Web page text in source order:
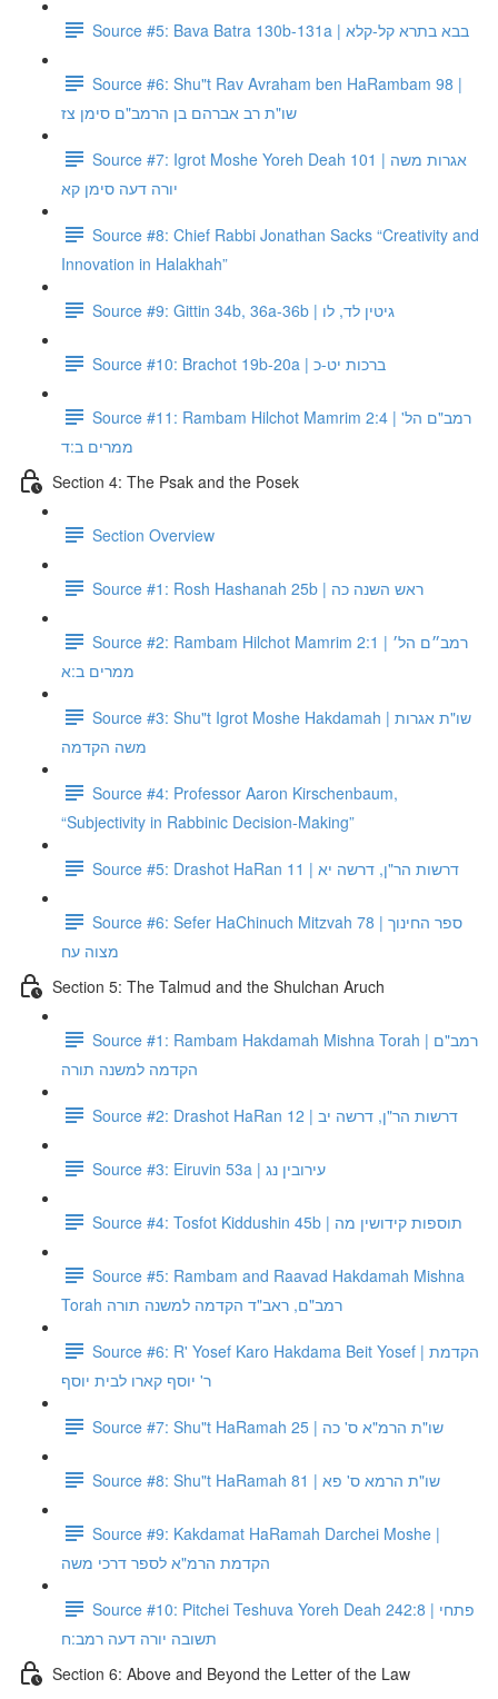
Source #5: Bava Batra 130b-131a | בבא בתרא קל-קלא
Source #6: Shu"t Rav Avraham ben HaRambam 98 |
שו"ת רב אברהם בן הרמב"ם סימן צז
Source #7: Igrot Moshe Yoreh Deah 101 | אגרות משה
יורה דעה סימן קא
Source #8: Chief Rabbi Jonathan Sacks “Creativity and
Innovation in Halakhah”
Source #9: Gittin 34b, 36a-36b | גיטין לד, לו
Source #10: Brachot 19b-20a | ברכות יט-כ
Source #11: Rambam Hilchot Mamrim 2:4 | רמב"ם הל'
ממרים ב:ד
Section 4: The Psak and the Posek
Section Overview
Source #1: Rosh Hashanah 25b | ראש השנה כה
Source #2: Rambam Hilchot Mamrim 2:1 | רמב״ם הל׳
ממרים ב:א
Source #3: Shu"t Igrot Moshe Hakdamah | שו"ת אגרות
משה הקדמה
Source #4: Professor Aaron Kirschenbaum,
“Subjectivity in Rabbinic Decision-Making”
Source #5: Drashot HaRan 11 | דרשות הר"ן, דרשה יא
Source #6: Sefer HaChinuch Mitzvah 78 | ספר החינוך
מצוה עח
Section 5: The Talmud and the Shulchan Aruch
Source #1: Rambam Hakdamah Mishna Torah | רמב"ם
הקדמה למשנה תורה
Source #2: Drashot HaRan 12 | דרשות הר"ן, דרשה יב
Source #3: Eiruvin 53a | עירובין נג
Source #4: Tosfot Kiddushin 45b | תוספות קידושין מה
Source #5: Rambam and Raavad Hakdamah Mishna
Torah רמב"ם, ראב"ד הקדמה למשנה תורה
Source #6: R' Yosef Karo Hakdama Beit Yosef | הקדמת
ר' יוסף קארו לבית יוסף
Source #7: Shu"t HaRamah 25 | שו"ת הרמ"א ס' כה
Source #8: Shu"t HaRamah 81 | שו"ת הרמא ס' פא
Source #9: Kakdamat HaRamah Darchei Moshe |
הקדמת הרמ"א לספר דרכי משה
Source #10: Pitchei Teshuva Yoreh Deah 242:8 | פתחי
תשובה יורה דעה רמב:ח
Section 6: Above and Beyond the Letter of the Law